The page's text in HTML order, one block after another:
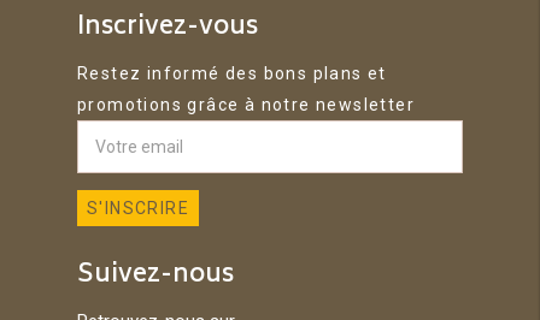
Inscrivez-vous
Restez informé des bons plans et
promotions grâce à notre newsletter
Suivez-nous